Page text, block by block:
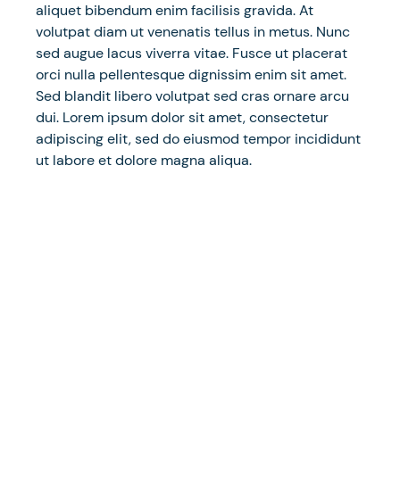
aliquet bibendum enim facilisis gravida. At
volutpat diam ut venenatis tellus in metus. Nunc
sed augue lacus viverra vitae. Fusce ut placerat
orci nulla pellentesque dignissim enim sit amet.
Sed blandit libero volutpat sed cras ornare arcu
dui. Lorem ipsum dolor sit amet, consectetur
adipiscing elit, sed do eiusmod tempor incididunt
ut labore et dolore magna aliqua.